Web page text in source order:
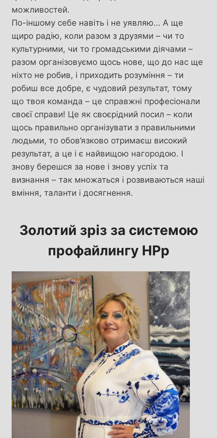
можливостей.
По-іншому себе навіть і не уявляю… А ще
щиро радію, коли разом з друзями – чи то
культурними, чи то громадськими діячами –
разом організовуємо щось нове, що до нас ще
ніхто не робив, і приходить розуміння – ти
робиш все добре, є чудовий результат, тому
що твоя команда – це справжні професіонали
своєї справи! Це як своєрідний посил – коли
щось правильно організувати з правильними
людьми, то обов’язково отримаєш високий
результат, а це і є найвищою нагородою. І
знову берешся за нове і знову успіх та
визнання – так множаться і розвиваються наші
вміння, таланти і досягнення.
Золотий зріз за системою
профайлингу HPp